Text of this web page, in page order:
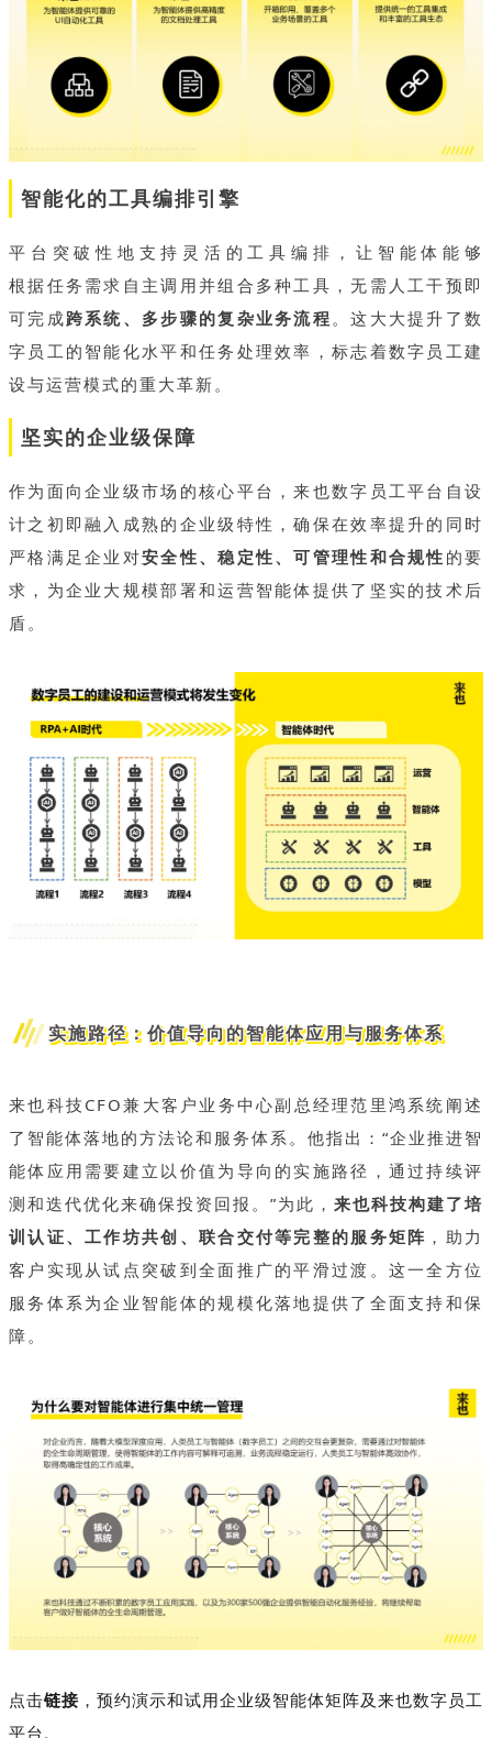
智能化的工具编排引擎
平台突破性地支持灵活的工具编排，让智能体能够
根据任务需求自主调用并组合多种工具，无需人工干预即
可完成跨系统、多步骤的复杂业务流程。这大大提升了数
字员工的智能化水平和任务处理效率，标志着数字员工建
设与运营模式的重大革新。
坚实的企业级保障
作为面向企业级市场的核心平台，来也数字员工平台自设
计之初即融入成熟的企业级特性，确保在效率提升的同时
严格满足企业对安全性、稳定性、可管理性和合规性 的要
求，为企业大规模部署和运营智能体提供了坚实的技术后
盾。
实施路径：价值导向的智能体应用与服务体系
来也科技CFO兼大客户业务中心副总经理范里鸿系统阐述
了智能体落地的方法论和服务体系。他指出：“企业推进智
能体应用需要建立以价值为导向的实施路径，通过持续评
测和迭代优化来确保投资回报。”为此， 来也科技构建了培
训认证、工作坊共创、联合交付等完整的服务矩阵 ，助力
客户实现从试点突破到全面推广的平滑过渡。这一全方位
服务体系为企业智能体的规模化落地提供了全面支持和保
障。
点击链接 ，预约演示和试用企业级智能体矩阵及来也数字员工
平台。